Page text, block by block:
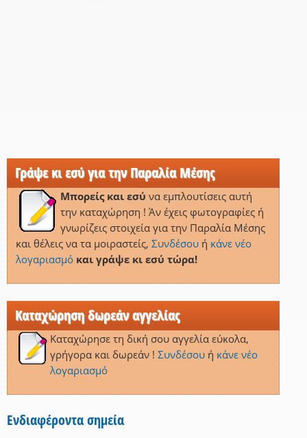
Γράψε κι εσύ για την Παραλία Μέσης
Μπορείς και εσύ να εμπλουτίσεις αυτή
την καταχώρηση ! Άν έχεις φωτογραφίες ή
γνωρίζεις στοιχεία για την Παραλία Μέσης
και θέλεις να τα μοιραστείς, Συνδέσουή κάνε νέο
λογαριασμό και γράψε κι εσύ τώρα!
Καταχώρηση δωρεάν αγγελίας
Καταχώρησε τη δική σου αγγελία εύκολα,
γρήγορα και δωρεάν ! Συνδέσουή κάνε νέο
λογαριασμό
Ενδιαφέροντα σημεία